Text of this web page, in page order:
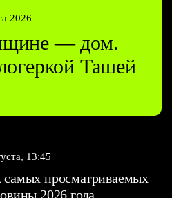
2026
— дом.
Ташей
13:45
просматриваемых
2026 года